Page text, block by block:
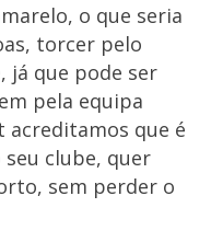
o que seria
torcer pelo
já que pode ser
pela equipa
acreditamos que é
clube, quer
sem perder o